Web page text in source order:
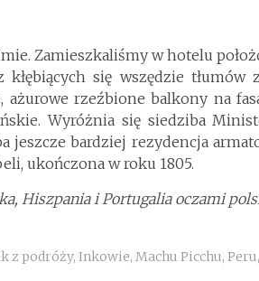
Zamieszkaliśmy w hotelu
się wszędzie tłumów
rzeźbione balkony na
Wyróżnia się siedziba
jeszcze bardziej rezydencja
ukończona w roku 1805.
Hiszpania i Portugalia oczami
z podróży, Inkowie, Machu Picchu, Peru,